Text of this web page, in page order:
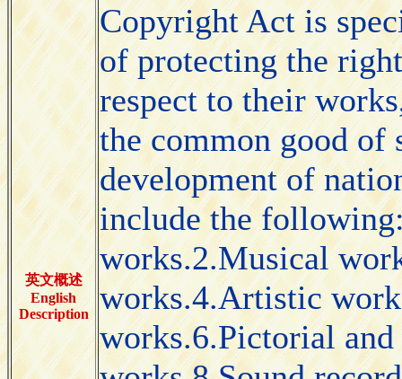
英文概述
English
Description
Copyright Act is
of protecting the
respect to their
the common good of
development of
include the
works.2.Musical
works.4.Artistic
works.6.Pictorial